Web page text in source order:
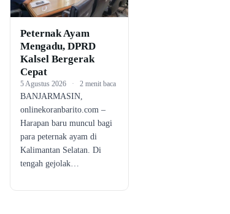
Peternak Ayam
Mengadu, DPRD
Kalsel Bergerak
Cepat
5 Agustus 2026 · 2 menit baca
BANJARMASIN,
onlinekoranbarito.com –
Harapan baru muncul bagi
para peternak ayam di
Kalimantan Selatan. Di
tengah gejolak…